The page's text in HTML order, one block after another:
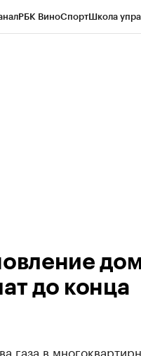
РБК ВиноСпортШкола
до конца
газа в